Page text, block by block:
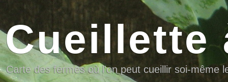
Cueillette
Carte des fermes où l'on peut cueillir soi-même